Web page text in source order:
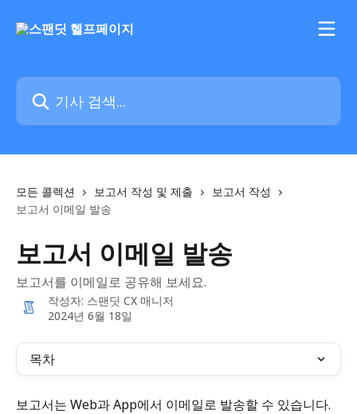
기사 검색...
모든 콜렉션 보고서 작성 및 제출
보고서 작성
보고서 이메일 발송
보고서 이메일 발송
보고서를 이메일로 공유해 보세요.
작성자: 스팬딧 CX 매니저
2024년 6월 18일
목차
보고서는 Web과 App에서 이메일로 발송할 수 있습니다.